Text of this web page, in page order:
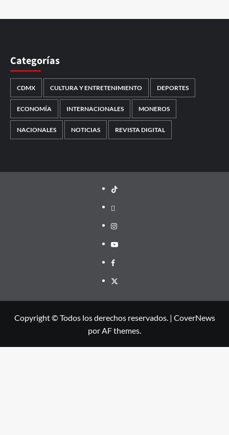
Categorías
CDMX CULTURA Y ENTRETENIMIENTO DEPORTES
ECONOMÍA INTERNACIONALES MONEROS
NACIONALES NOTICIAS REVISTA DIGITAL
TikTok
threads
Instagram
Youtube
Facebook
X
Copyright © Todos los derechos reservados. | CoverNews
por AF themes.